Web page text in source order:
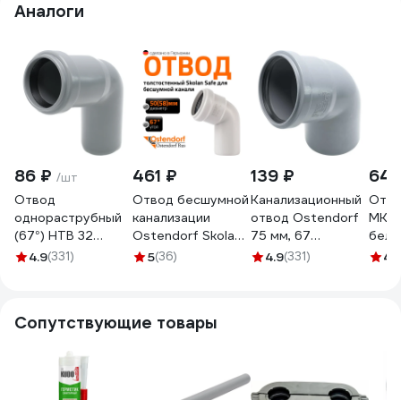
Аналоги
86 ₽ /шт
Отвод
однораструбный
(67°) HTB 32
Ostendorf 110130
4.9(331)
461 ₽
Отвод бесшумной
канализации
Ostendorf Skolan
Safe 58 мм. 67
5(36)
139 ₽
Канализационный
отвод Ostendorf
75 мм, 67
градусов 113130
4.9(331)
64
МК
4.8
Сопутствующие товары